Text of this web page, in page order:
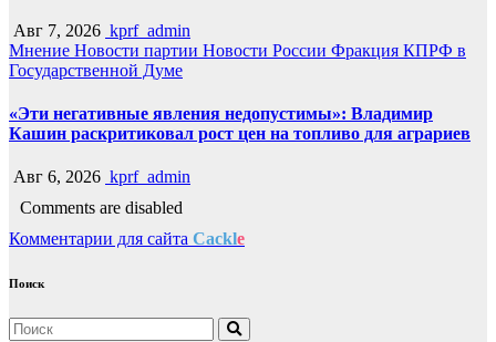
Авг 7, 2026 kprf_admin
Мнение Новости партии Новости России Фракция КПРФ в
Государственной Думе
«Эти негативные явления недопустимы»: Владимир
Кашин раскритиковал рост цен на топливо для аграриев
Авг 6, 2026 kprf_admin
Comments are disabled
Комментарии для сайта Cackle
Поиск